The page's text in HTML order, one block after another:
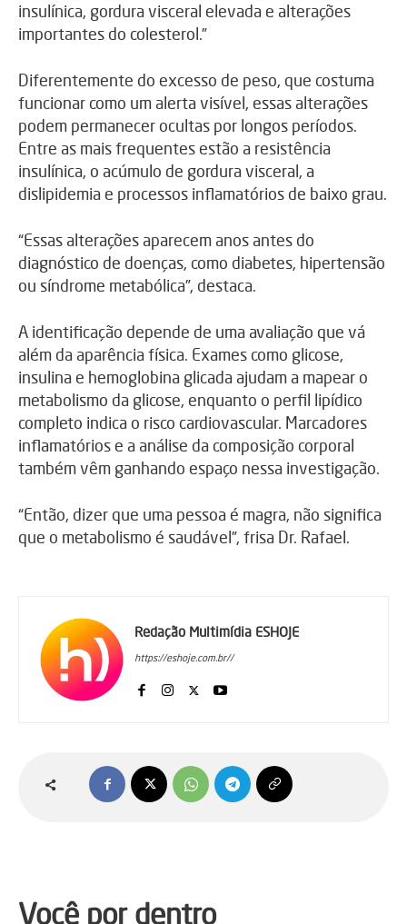
insulínica, gordura visceral elevada e alterações
importantes do colesterol.”
Diferentemente do excesso de peso, que costuma
funcionar como um alerta visível, essas alterações
podem permanecer ocultas por longos períodos.
Entre as mais frequentes estão a resistência
insulínica, o acúmulo de gordura visceral, a
dislipidemia e processos inflamatórios de baixo grau.
“Essas alterações aparecem anos antes do
diagnóstico de doenças, como diabetes, hipertensão
ou síndrome metabólica”, destaca.
A identificação depende de uma avaliação que vá
além da aparência física. Exames como glicose,
insulina e hemoglobina glicada ajudam a mapear o
metabolismo da glicose, enquanto o perfil lipídico
completo indica o risco cardiovascular. Marcadores
inflamatórios e a análise da composição corporal
também vêm ganhando espaço nessa investigação.
“Então, dizer que uma pessoa é magra, não significa
que o metabolismo é saudável”, frisa Dr. Rafael.
Redação Multimídia ESHOJE
https://eshoje.com.br//
Você por dentro